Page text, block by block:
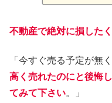
不動産で絶対に損した
「今すぐ売る予定が無
高く売れたのにと後悔
てみて下さい。」